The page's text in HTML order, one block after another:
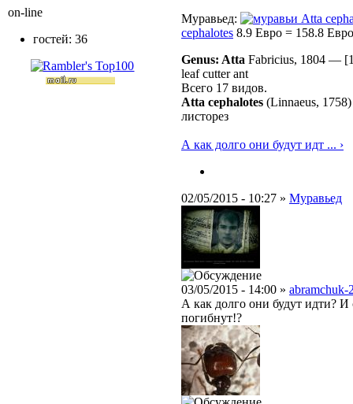
Муравьед:
Atta
cephalotes 8.9 Евро = 158.8 Евро
Genus: Atta Fabricius, 1804 —
leaf cutter ant
Всего 17 видов.
Atta cephalotes (Linnaeus, 1758)
листорез
А как долго они будут идт ... ›
02/05/2015 - 10:27 » Муравьед
03/05/2015 - 14:00 » abramchuk-
А как долго они будут идти? И
погибнут!?
on-line
гостей: 36